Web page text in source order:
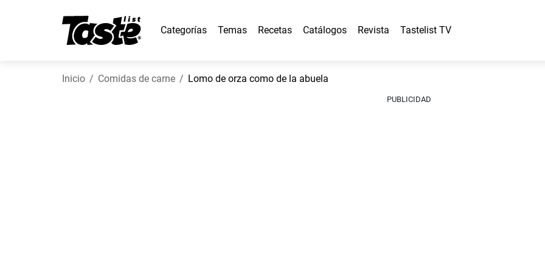
Categorías Temas Recetas Catálogos Revista Tastelist TV
Inicio Comidas de carne Lomo de orza como de la abuela
PUBLICIDAD